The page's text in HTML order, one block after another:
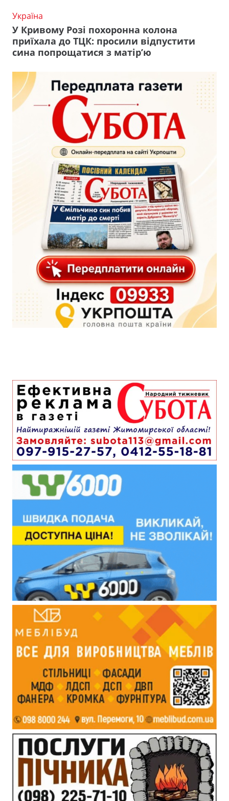
Україна
У Кривому Розі похоронна колона
приїхала до ТЦК: просили відпустити
сина попрощатися з матір’ю